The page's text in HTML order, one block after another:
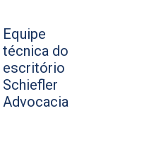
Equipe
técnica do
escritório
Schiefler
Advocacia